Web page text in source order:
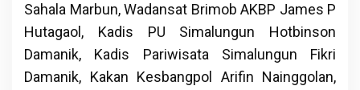
Sahala Marbun, Wadansat Brimob AKBP James P
Hutagaol, Kadis PU Simalungun Hotbinson
Damanik, Kadis Pariwisata Simalungun Fikri
Damanik, Kakan Kesbangpol Arifin Nainggolan,